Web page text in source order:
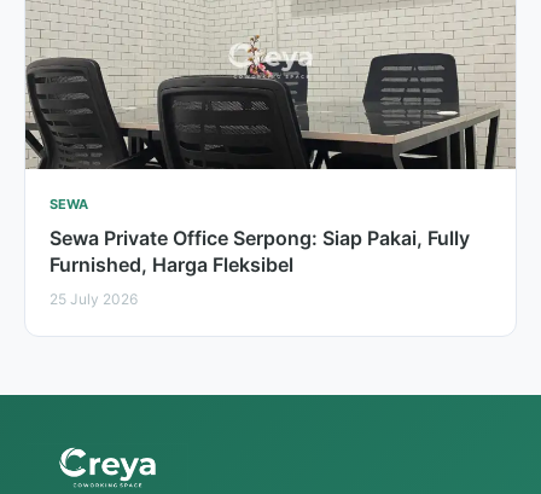
SEWA
Sewa Private Office Serpong: Siap Pakai, Fully
Furnished, Harga Fleksibel
25 July 2026